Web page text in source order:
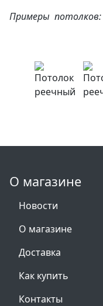
Примеры потолков:
О магазине
Новости
О магазине
Доставка
Как купить
Контакты